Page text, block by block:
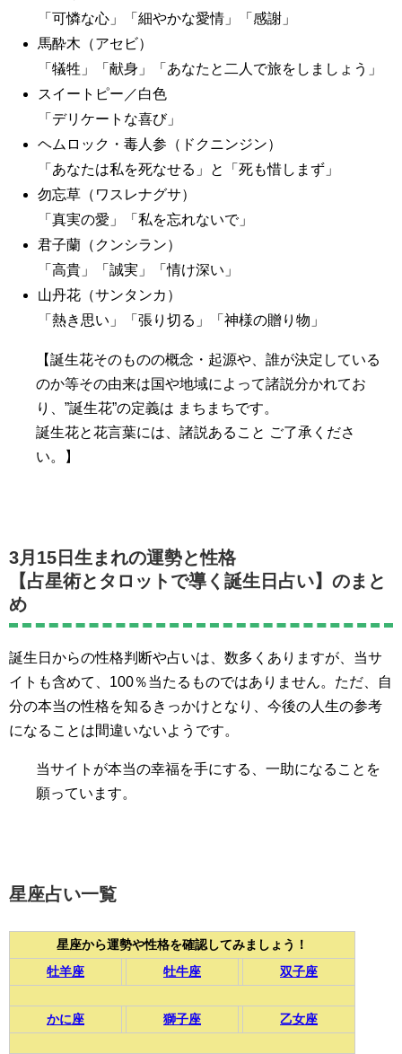
「可憐な心」「細やかな愛情」「感謝」
馬酔木（アセビ）
「犠牲」「献身」「あなたと二人で旅をしましょう」
スイートピー／白色
「デリケートな喜び」
ヘムロック・毒人参（ドクニンジン）
「あなたは私を死なせる」と「死も惜しまず」
勿忘草（ワスレナグサ）
「真実の愛」「私を忘れないで」
君子蘭（クンシラン）
「高貴」「誠実」「情け深い」
山丹花（サンタンカ）
「熱き思い」「張り切る」「神様の贈り物」
【誕生花そのものの概念・起源や、誰が決定している
のか等その由来は国や地域によって諸説分かれてお
り、”誕生花”の定義は まちまちです。
誕生花と花言葉には、諸説あること ご了承くださ
い。】
3月15日生まれの運勢と性格
【占星術とタロットで導く誕生日占い】のまと
め
誕生日からの性格判断や占いは、数多くありますが、当サ
イトも含めて、100％当たるものではありません。ただ、自
分の本当の性格を知るきっかけとなり、今後の人生の参考
になることは間違いないようです。
当サイトが本当の幸福を手にする、一助になることを
願っています。
星座占い一覧
星座から運勢や性格を確認してみましょう！
牡羊座
牡牛座 双子座
かに座 獅子座 乙女座